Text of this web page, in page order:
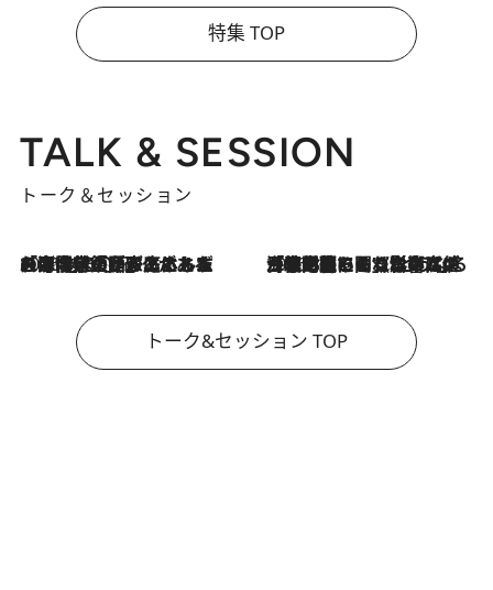
特集 TOP
TALK & SESSION
トーク＆セッション
2026.8.3
「今後値上げがあるとすれば…」「リスクがあるのは今年の冬」エネルギー専門家が語る、ホルムズ海峡封鎖が家庭にもたらす“ある心配” 2026.8.3
「住宅建てられない…」「サーチャージ料の高値が続いている」ホルムズ海峡封鎖による影響はいつまで続く？《エネルギー専門家に聞く“どうなる日本の暮らし”》
トーク&セッション TOP